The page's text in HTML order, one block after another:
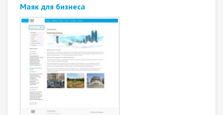
Маяк для бизнеса